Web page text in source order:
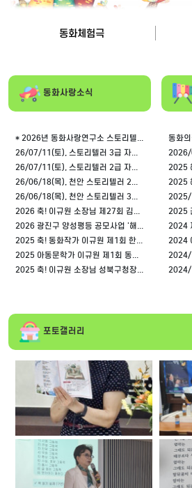
동화체험극
동화사랑소식
* 2026년 동화사랑연구소 스토리텔러 자격취득 강사양성 기초과정 - 9/5(토) 개강!
26/07/11(토), 스토리텔러 3급 자격시험 안내
26/07/11(토), 스토리텔러 2급 자격시험 안내
26/06/18(목), 천안 스토리텔러 2급 자격시험 안내
26/06/18(목), 천안 스토리텔러 3급 자격시험 안내
2026 축! 이규원 소장님 제27회 김영일 아동문학상 수상
2026 광진구 양성평등 공모사업 '해피 마마&파파가 그린 (Green) 평등 세상' 선정
2025 축! 동화작가 이규원 제1회 한국동화시문학상 수상!
2025 아동문학가 이규원 제1회 동시문학상 '어린이울타리 대상' 수상
2025 축! 이규원 소장님 성북구청장 표창 수상!
포토갤러리